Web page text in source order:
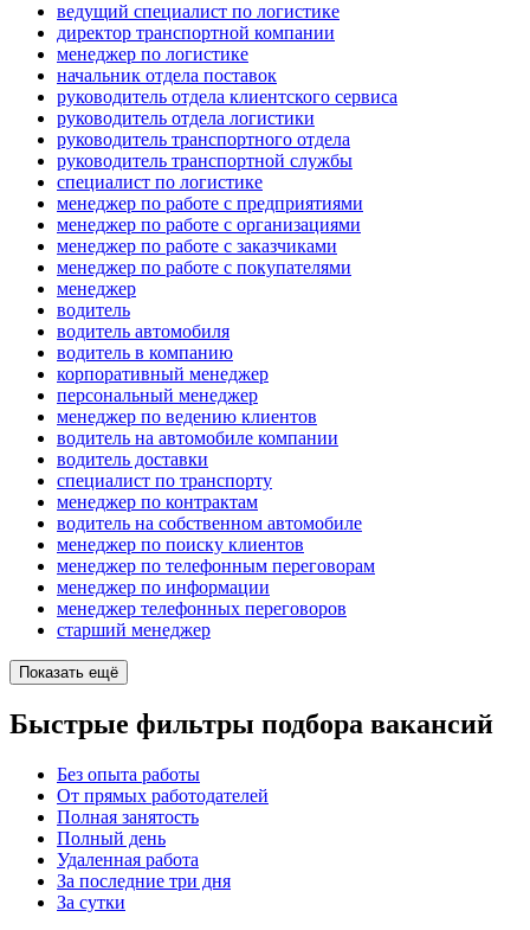
ведущий специалист по логистике
директор транспортной компании
менеджер по логистике
начальник отдела поставок
руководитель отдела клиентского сервиса
руководитель отдела логистики
руководитель транспортного отдела
руководитель транспортной службы
специалист по логистике
менеджер по работе с предприятиями
менеджер по работе с организациями
менеджер по работе с заказчиками
менеджер по работе с покупателями
менеджер
водитель
водитель автомобиля
водитель в компанию
корпоративный менеджер
персональный менеджер
менеджер по ведению клиентов
водитель на автомобиле компании
водитель доставки
специалист по транспорту
менеджер по контрактам
водитель на собственном автомобиле
менеджер по поиску клиентов
менеджер по телефонным переговорам
менеджер по информации
менеджер телефонных переговоров
старший менеджер
Показать ещё
Быстрые фильтры подбора вакансий
Без опыта работы
От прямых работодателей
Полная занятость
Полный день
Удаленная работа
За последние три дня
За сутки